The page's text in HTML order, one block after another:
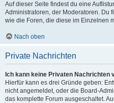
Auf dieser Seite findest du eine
Administratoren, der Moderatoren. Du
wie die Foren, die diese im Einzelnen
Nach oben
Private Nachrichten
Ich kann keine Privaten Nachrichten
Hierfür kann es drei Gründe geben:
nicht angemeldet, oder die Board-
das komplette Forum ausgeschaltet.